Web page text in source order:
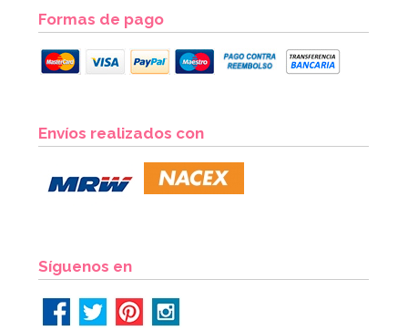
1,50€
Formas de pago
Envíos realizados con
Síguenos en